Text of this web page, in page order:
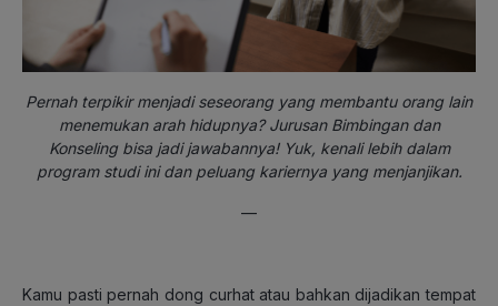
Pernah terpikir menjadi seseorang yang membantu orang lain
menemukan arah hidupnya? Jurusan Bimbingan dan
Konseling bisa jadi jawabannya! Yuk, kenali lebih dalam
program studi ini dan peluang kariernya yang menjanjikan.
—
Kamu pasti pernah dong curhat atau bahkan dijadikan tempat